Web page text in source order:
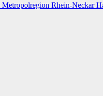
Metropolregion Rhein-Neckar